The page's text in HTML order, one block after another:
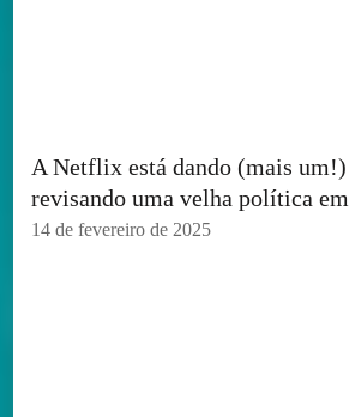
A Netflix está dando (mais um!)
revisando uma velha política
14 de fevereiro de 2025